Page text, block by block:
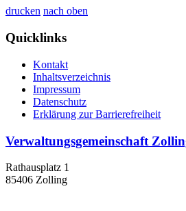
drucken nach oben
Quicklinks
Kontakt
Inhaltsverzeichnis
Impressum
Datenschutz
Erklärung zur Barrierefreiheit
Verwaltungsgemeinschaft
Rathausplatz 1
85406 Zolling